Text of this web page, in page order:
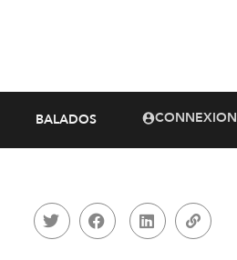
BALADOS CONNEXION